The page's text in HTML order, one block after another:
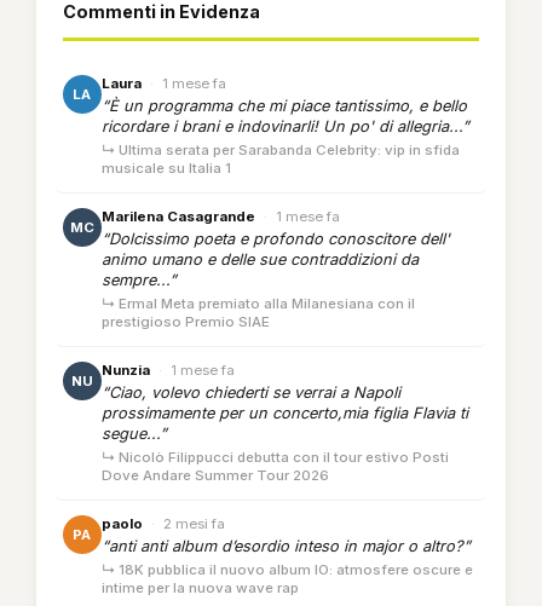
Commenti in Evidenza
LA
Laura · 1 mese fa
“È un programma che mi piace tantissimo, e bello
ricordare i brani e indovinarli! Un po' di allegria...”
↳ Ultima serata per Sarabanda Celebrity: vip in sfida
musicale su Italia 1
MC
Marilena Casagrande · 1 mese fa
“Dolcissimo poeta e profondo conoscitore dell'
animo umano e delle sue contraddizioni da
sempre...”
↳ Ermal Meta premiato alla Milanesiana con il
prestigioso Premio SIAE
NU
Nunzia · 1 mese fa
“Ciao, volevo chiederti se verrai a Napoli
prossimamente per un concerto,mia figlia Flavia ti
segue...”
↳ Nicolò Filippucci debutta con il tour estivo Posti
Dove Andare Summer Tour 2026
PA
paolo · 2 mesi fa
“anti anti album d’esordio inteso in major o altro?”
↳ 18K pubblica il nuovo album IO: atmosfere oscure e
intime per la nuova wave rap